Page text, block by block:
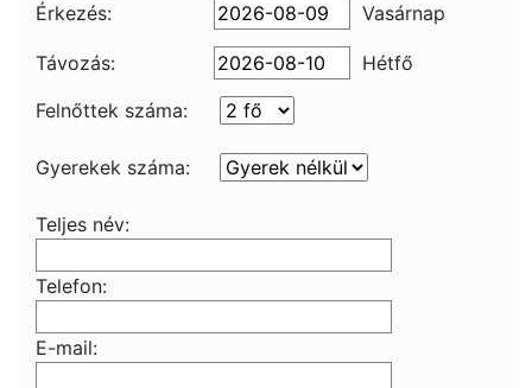
Érkezés: Vasárnap
Távozás:
Hétfő
Felnőttek száma:
Gyerekek száma:
Teljes név:
Telefon:
E-mail: